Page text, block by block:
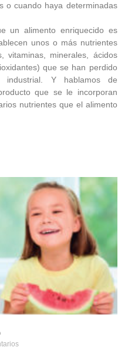
o cuando haya determinadas
un alimento enriquecido es
unos o más nutrientes
vitaminas, minerales, ácidos
que se han perdido
industrial. Y hablamos de
que se le incorporan
nutrientes que el alimento